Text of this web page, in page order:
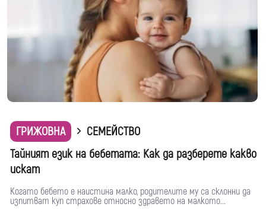
ГРИЖОВНА
СЕМЕЙСТВО
Тайният език на бебетата: Как да разберете какво
искат
Когато бебето е наистина малко, родителите му са склонни да
изпитват куп страхове относно здравето на малкото...